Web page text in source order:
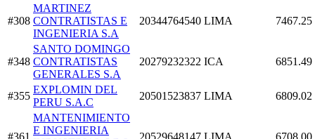
#308
MARTINEZ
CONTRATISTAS E
INGENIERIA S.A
20344764540 LIMA 7467.25
#348
SANTO DOMINGO
CONTRATISTAS
GENERALES S.A
20279232322 ICA 6851.49
#355
EXPLOMIN DEL
PERU S.A.C
20501523837 LIMA 6809.02
MANTENIMIENTO
E INGENIERIA